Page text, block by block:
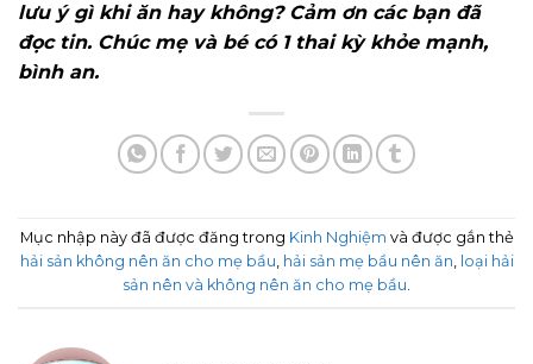
lưu ý gì khi ăn hay không? Cảm ơn các bạn đã
đọc tin. Chúc mẹ và bé có 1 thai kỳ khỏe mạnh,
bình an.
Mục nhập này đã được đăng trong Kinh Nghiệm và được gắn thẻ
hải sản không nên ăn cho mẹ bầu, hải sản mẹ bầu nên ăn, loại hải
sản nên và không nên ăn cho mẹ bầu.